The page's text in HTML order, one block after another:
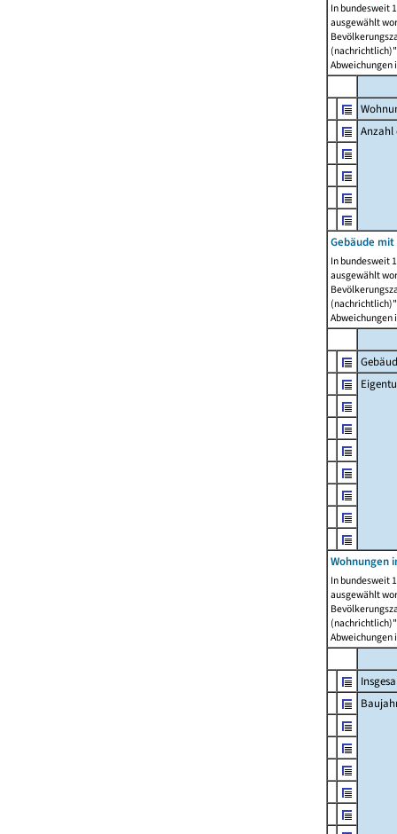
In bundesweit
ausgewählt
Abweichungen
Anzahl
Gebäude
In bundesweit
ausgewählt
Abweichungen
Wohnungen
In bundesweit
ausgewählt
Abweichungen